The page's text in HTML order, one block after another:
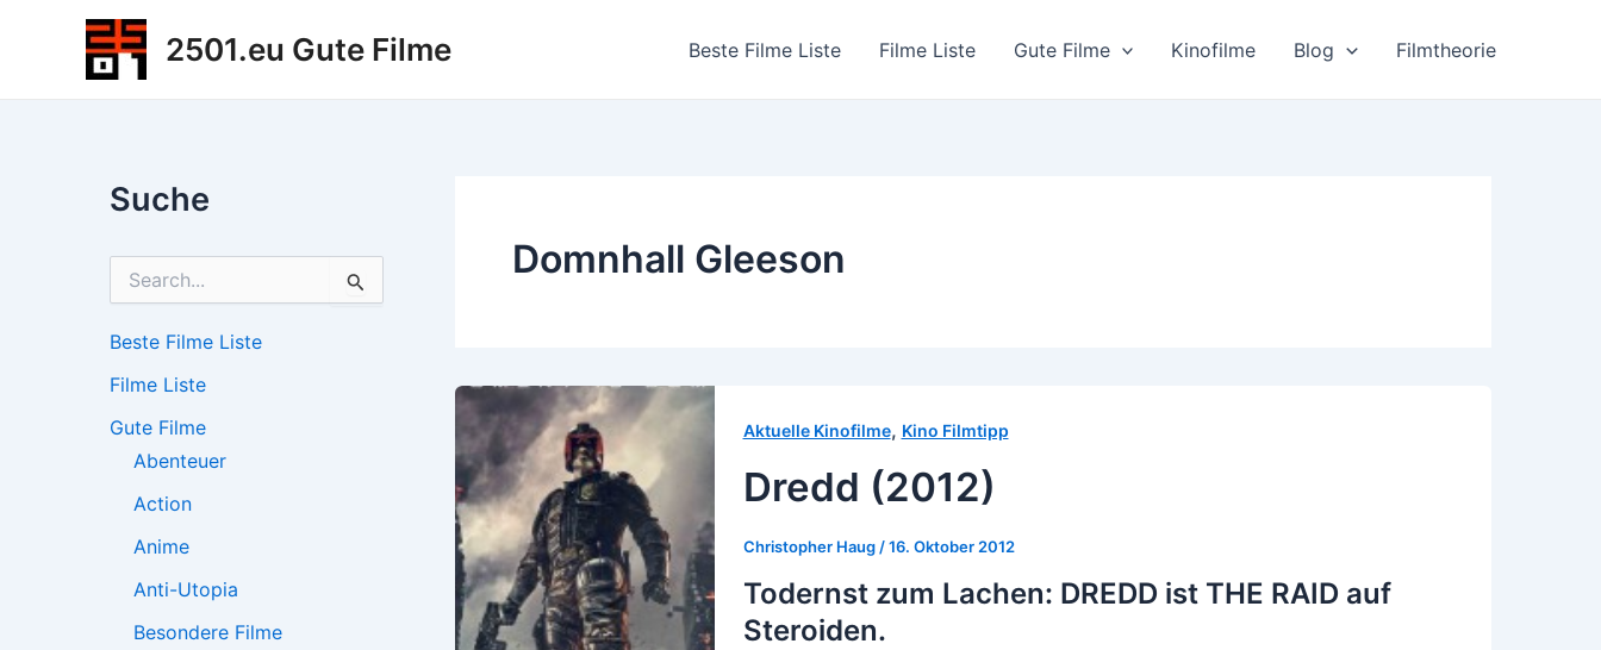
2501.eu Gute Filme Beste Filme Liste Filme Liste Gute Filme Kinofilme Blog Filmtheorie
Suche
h
n
a
Beste Filme Liste
Filme Liste
Gute Filme
Abenteuer
Action
Anime
Anti-Utopia
Besondere Filme
Domnhall Gleeson
Aktuelle Kinofilme, Kino Filmtipp
Dredd (2012)
Christopher Haug /16. Oktober 2012
Todernst zum Lachen: DREDD ist THE RAID auf
Steroiden.